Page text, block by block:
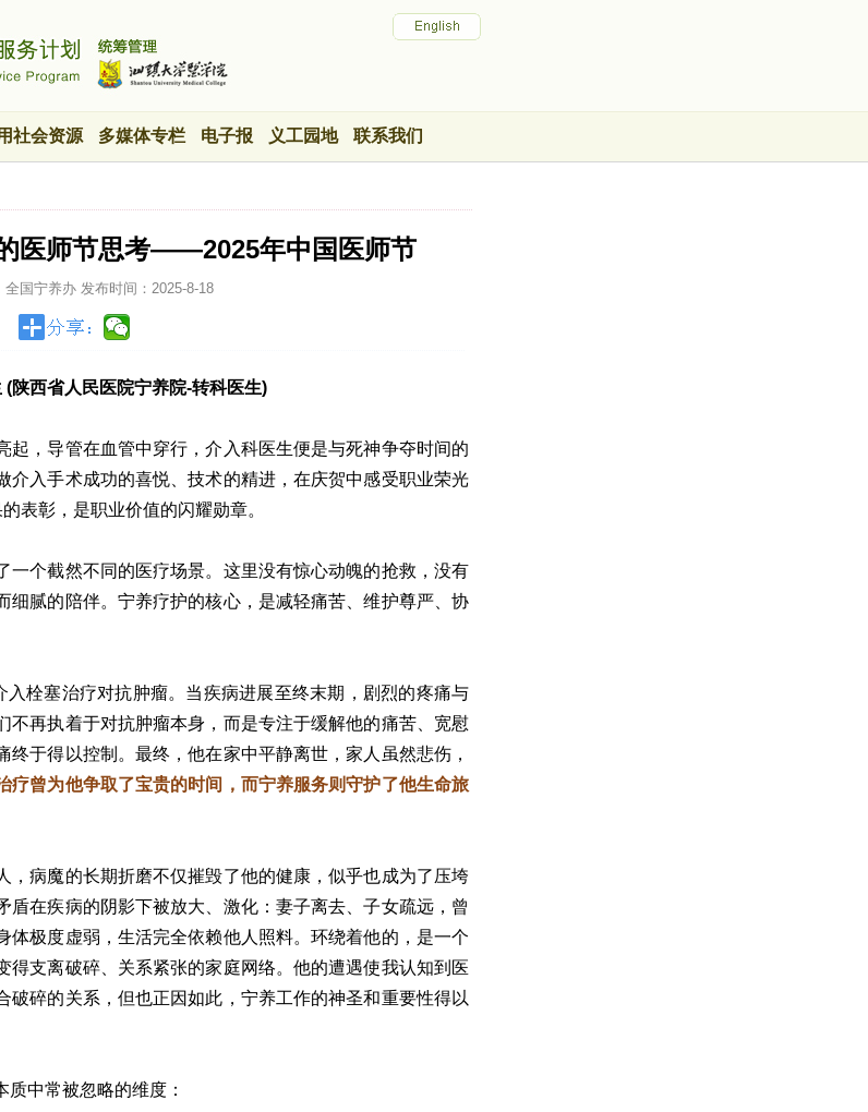
社会资源 多媒体专栏 电子报 义工园地 联系我们
医师节思考——2025年中国医师节
全国宁养办 发布时间： 2025-8-18
西省人民医院宁养院-转科医生)
起，导管在血管中穿行，介入科医生便是与死神争夺时间的
介入手术成功的喜悦、技术的精进，在庆贺中感受职业荣光
表彰，是职业价值的闪耀勋章。
一个截然不同的医疗场景。这里没有惊心动魄的抢救，没有
细腻的陪伴。宁养疗护的核心，是减轻痛苦、维护尊严、协
入栓塞治疗对抗肿瘤。当疾病进展至终末期，剧烈的疼痛与
不再执着于对抗肿瘤本身，而是专注于缓解他的痛苦、宽慰
于得以控制。最终，他在家中平静离世，家人虽然悲伤，
疗曾为他争取了宝贵的时间，而宁养服务则守护了他生命旅
，病魔的长期折磨不仅摧毁了他的健康，似乎也成为了压垮
盾在疾病的阴影下被放大、激化：妻子离去、子女疏远，曾
体极度虚弱，生活完全依赖他人照料。环绕着他的，是一个
得支离破碎、关系紧张的家庭网络。他的遭遇使我认知到医
破碎的关系，但也正因如此，宁养工作的神圣和重要性得以
中常被忽略的维度：